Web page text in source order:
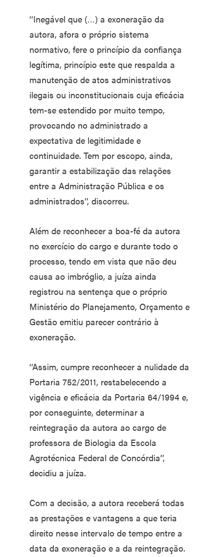
‘‘Inegável que (…) a exoneração da
autora, afora o próprio sistema
normativo, fere o princípio da confiança
legítima, princípio este que respalda a
manutenção de atos administrativos
ilegais ou inconstitucionais cuja eficácia
tem-se estendido por muito tempo,
provocando no administrado a
expectativa de legitimidade e
continuidade. Tem por escopo, ainda,
garantir a estabilização das relações
entre a Administração Pública e os
administrados’’, discorreu.
Além de reconhecer a boa-fé da autora
no exercício do cargo e durante todo o
processo, tendo em vista que não deu
causa ao imbróglio, a juíza ainda
registrou na sentença que o próprio
Ministério do Planejamento, Orçamento e
Gestão emitiu parecer contrário à
exoneração.
‘‘Assim, cumpre reconhecer a nulidade da
Portaria 752/2011, restabelecendo a
vigência e eficácia da Portaria 64/1994 e,
por conseguinte, determinar a
reintegração da autora ao cargo de
professora de Biologia da Escola
Agrotécnica Federal de Concórdia’’,
decidiu a juíza.
Com a decisão, a autora receberá todas
as prestações e vantagens a que teria
direito nesse intervalo de tempo entre a
data da exoneração e a da reintegração.